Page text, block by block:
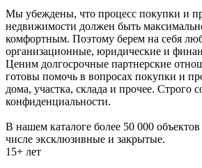
Мы убеждены, что процесс покупки и
недвижимости должен быть
комфортным. Поэтому берем на себя
организационные, юридические и
Ценим долгосрочные партнерские
готовы помочь в вопросах покупки и
дома, участка, склада и прочее.
конфиденциальности.
В нашем каталоге более 50 000
числе эксклюзивные и закрытые.
15+ лет